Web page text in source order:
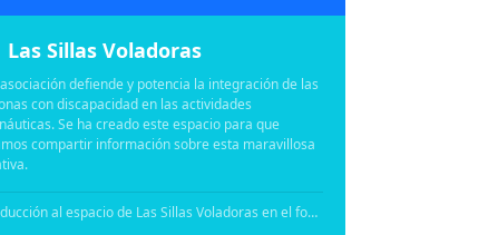
Las Sillas Voladoras
defiende y potencia la integración de las
con discapacidad en las actividades
Se ha creado este espacio para que
compartir información sobre esta maravillosa
Introducción al espacio de Las Sillas Voladoras en el foro